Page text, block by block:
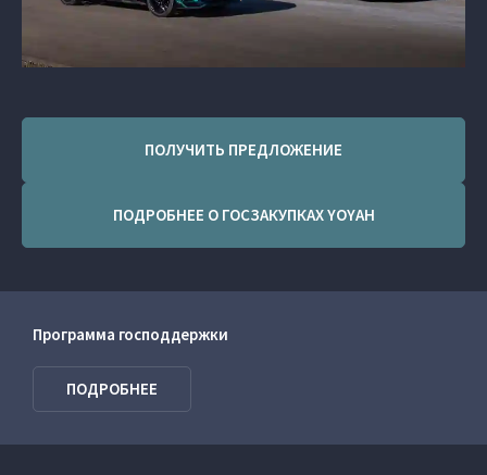
ПОЛУЧИТЬ ПРЕДЛОЖЕНИЕ
ПОДРОБНЕЕ О ГОСЗАКУПКАХ YOYAH
Программа господдержки
VOYAH Программа господдержки
ПОДРОБНЕЕ